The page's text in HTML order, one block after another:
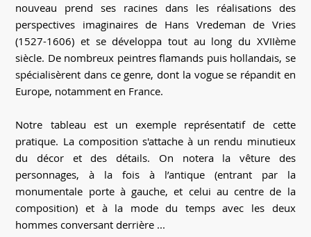
nouveau prend ses racines dans les réalisations des
perspectives imaginaires de Hans Vredeman de Vries
(1527-1606) et se développa tout au long du XVIIème
siècle. De nombreux peintres flamands puis hollandais, se
spécialisèrent dans ce genre, dont la vogue se répandit en
Europe, notamment en France.
Notre tableau est un exemple représentatif de cette
pratique. La composition s'attache à un rendu minutieux
du décor et des détails. On notera la vêture des
personnages, à la fois à l’antique (entrant par la
monumentale porte à gauche, et celui au centre de la
composition) et à la mode du temps avec les deux
hommes conversant derrière ...